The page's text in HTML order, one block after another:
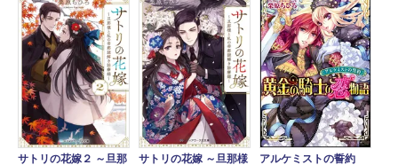
サトリの花嫁２ ～旦那
サトリの花嫁 ～旦那様
アルケミストの誓約